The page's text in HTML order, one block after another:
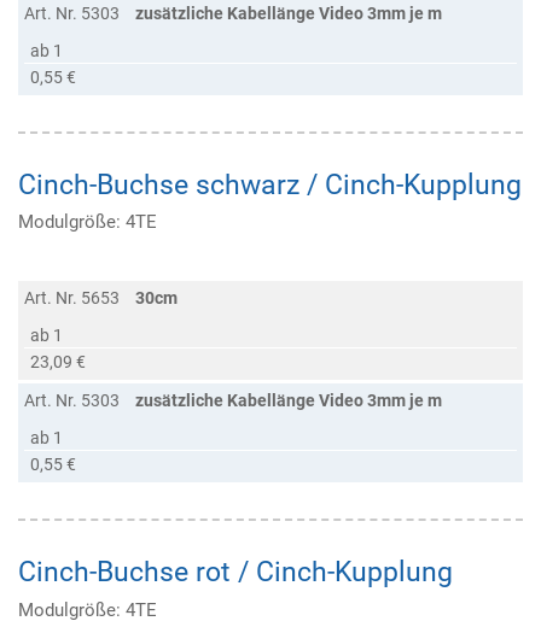
Art. Nr. 5303
zusätzliche Kabellänge Video 3mm je m
ab 1
0,55 €
Cinch-Buchse schwarz / Cinch-Kupplung
Modulgröße: 4TE
Art. Nr. 5653
30cm
ab 1
23,09 €
Art. Nr. 5303
zusätzliche Kabellänge Video 3mm je m
ab 1
0,55 €
Cinch-Buchse rot / Cinch-Kupplung
Modulgröße: 4TE